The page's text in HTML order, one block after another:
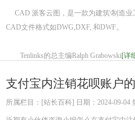
CAD 派客云图，是一款为建筑\制造业
CAD文件格式如DWG,DXF, 和DWF。
Tenlinks的总主编Ralph Grabowski[详
支付宝内注销花呗账户
所属栏目：[站长百科] 日期：2024-09-04